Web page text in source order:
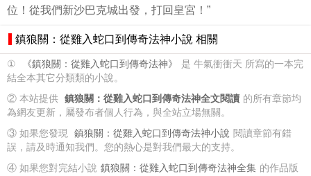
位！從我們新沙巴克城出發，打回皇宮！”
鎮狼關：從雞入蛇口到傳奇法神小說 相關
① 《鎮狼關：從雞入蛇口到傳奇法神》
是 牛氣衝衝天 所寫的一本完
結全本其它分類類的小說。
② 本站提供 鎮狼關：從雞入蛇口到傳奇法神全文閱讀 的所有章節均
為網友更新，屬發布者個人行為，與全站立場無關。
③ 如果您發現 鎮狼關：從雞入蛇口到傳奇法神小說 閱讀章節有錯
誤，請及時通知我們。您的熱心是對我們最大的支持。
④ 如果您對完結小說 鎮狼關：從雞入蛇口到傳奇法神全集 的作品版